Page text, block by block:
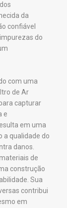
da
confiável
do
com uma
de Ar
capturar
e
em uma
a qualidade do
danos.
de
construção
Sua
contribui
em